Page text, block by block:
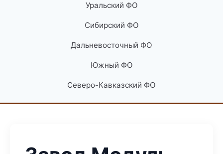
Уральский ФО
Сибирский ФО
Дальневосточный ФО
Южный ФО
Северо-Кавказский ФО